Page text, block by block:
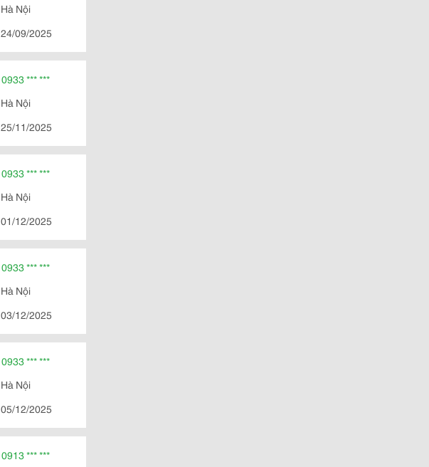
Hà Nội
24/09/2025
0933 *** ***
Hà Nội
25/11/2025
0933 *** ***
Hà Nội
01/12/2025
0933 *** ***
Hà Nội
03/12/2025
0933 *** ***
Hà Nội
05/12/2025
0913 *** ***